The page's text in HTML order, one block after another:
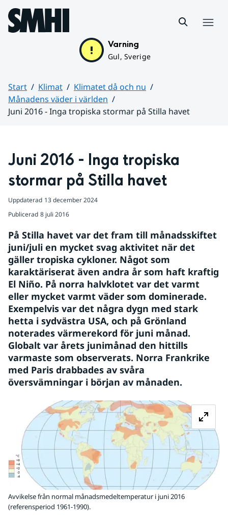
Hoppa till sidans innehåll
Varning
Gul, Sverige
Start Klimat
Klimatet då och nu
Månadens väder i världen
Juni 2016 - Inga tropiska stormar på Stilla havet
Juni 2016 - Inga tropiska
stormar på Stilla havet
Uppdaterad 13 december 2024
Publicerad 8 juli 2016
På Stilla havet var det fram till månadsskiftet
juni/juli en mycket svag aktivitet när det
gäller tropiska cykloner. Något som
karaktäriserat även andra år som haft kraftig
El Niño. På norra halvklotet var det varmt
eller mycket varmt väder som dominerade.
Exempelvis var det några dygn med stark
hetta i sydvästra USA, och på Grönland
noterades värmerekord för juni månad.
Globalt var årets junimånad den hittills
varmaste som observerats. Norra Frankrike
med Paris drabbades av svåra
översvämningar i början av månaden.
Avvikelse från normal månadsmedeltemperatur i juni 2016
(referensperiod 1961-1990).